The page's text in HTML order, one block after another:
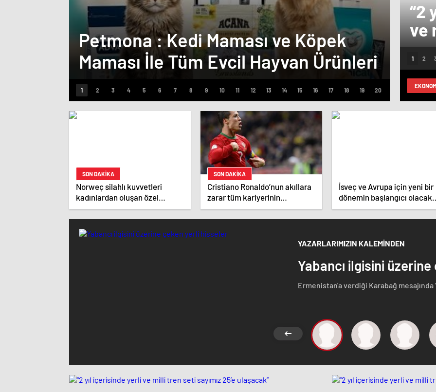
Petmona : Kedi Maması ve Köpek
Maması İle Tüm Evcil Hayvan Ürünleri
25“2
ve
SON DAKİKA
Norweç silahlı kuvvetleri
kadınlardan oluşan özel
kuvvetler eğitimlerini başlattı.
SON DAKİKA
Cristiano Ronaldo’nun akıllara
zarar tüm kariyerinin
istatistiğini çıkardık !
İsveç ve Avrupa için yeni bir
dönemin başlangıcı olacak
kararlar.
YAZARLARIMIZIN KALEMİNDEN
Yabancı ilgisini
Ermenistan'a verdiği Karabağ
ise dikkat çeken bir ziyaret